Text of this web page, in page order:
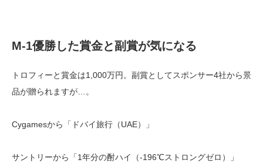
M-1優勝した賞金と副賞が気になる
トロフィーと賞金は1,000万円。副賞としてスポンサー4社から景
品が贈られますが…。
Cygamesから「ドバイ旅行（UAE）」
サントリーから「1年分の酎ハイ（-196℃ストロングゼロ）」